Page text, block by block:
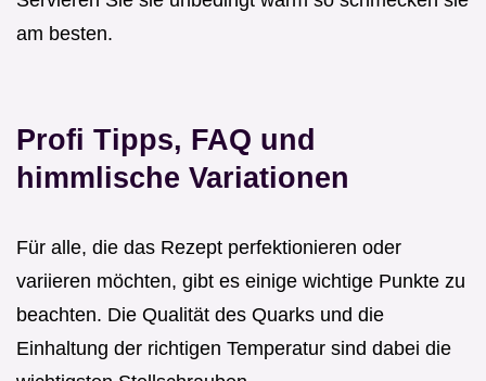
am besten.
Profi Tipps, FAQ und
himmlische Variationen
Für alle, die das Rezept perfektionieren oder
variieren möchten, gibt es einige wichtige Punkte zu
beachten. Die Qualität des Quarks und die
Einhaltung der richtigen Temperatur sind dabei die